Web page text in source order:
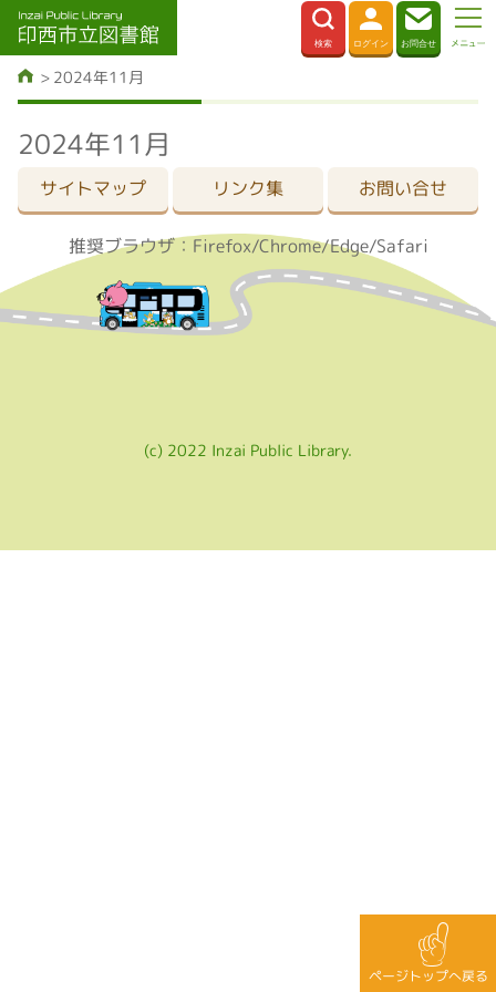
2024年11月
2024年11月
サイトマップ リンク集 お問い合せ
推奨ブラウザ：Firefox/Chrome/Edge/Safari
(c) 2022 Inzai Public Library.